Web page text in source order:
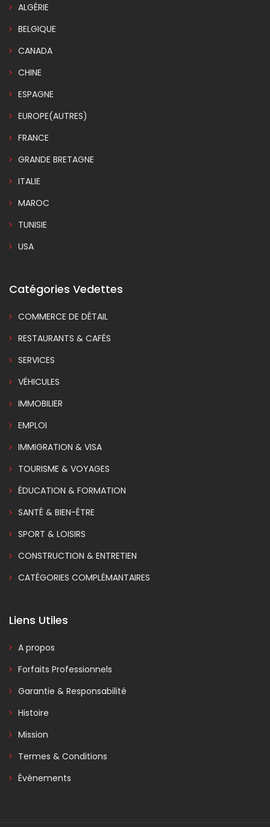
ALGÉRIE
BELGIQUE
CANADA
CHINE
ESPAGNE
EUROPE(AUTRES)
FRANCE
GRANDE BRETAGNE
ITALIE
MAROC
TUNISIE
USA
Catégories Vedettes
COMMERCE DE DÉTAIL
RESTAURANTS & CAFÉS
SERVICES
VÉHICULES
IMMOBILIER
EMPLOI
IMMIGRATION & VISA
TOURISME & VOYAGES
ÉDUCATION & FORMATION
SANTÉ & BIEN-ÊTRE
SPORT & LOISIRS
CONSTRUCTION & ENTRETIEN
CATÉGORIES COMPLÉMANTAIRES
Liens Utiles
A propos
Forfaits Professionnels
Garantie & Responsabilité
Histoire
Mission
Termes & Conditions
Événements